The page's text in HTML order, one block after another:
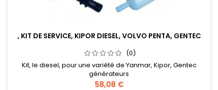
, KIT DE SERVICE, KIPOR DIESEL, VOLVO PENTA, GENTEC
(0)
Kit, le diesel, pour une variété de Yanmar, Kipor, Gentec
générateurs
Prix
58,08 €